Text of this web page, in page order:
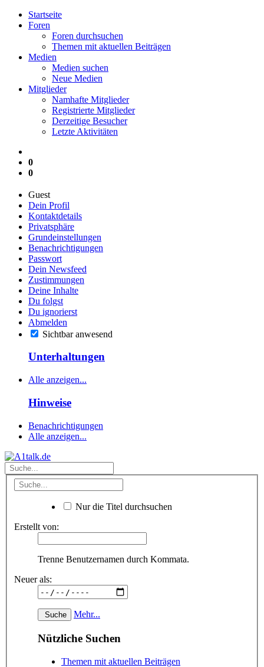
Startseite
Foren
Foren durchsuchen
Themen mit aktuellen Beiträgen
Medien
Medien suchen
Neue Medien
Mitglieder
Namhafte Mitglieder
Registrierte Mitglieder
Derzeitige Besucher
Letzte Aktivitäten
0
0
Guest
Dein Profil
Kontaktdetails
Privatsphäre
Grundeinstellungen
Benachrichtigungen
Passwort
Dein Newsfeed
Zustimmungen
Deine Inhalte
Du folgst
Du ignorierst
Abmelden
Sichtbar anwesend
Unterhaltungen
Alle anzeigen...
Hinweise
Benachrichtigungen
Alle anzeigen...
Nur die Titel durchsuchen
Erstellt von:
Trenne Benutzernamen durch Kommata.
Neuer als:
Mehr...
Nützliche Suchen
Themen mit aktuellen Beiträgen